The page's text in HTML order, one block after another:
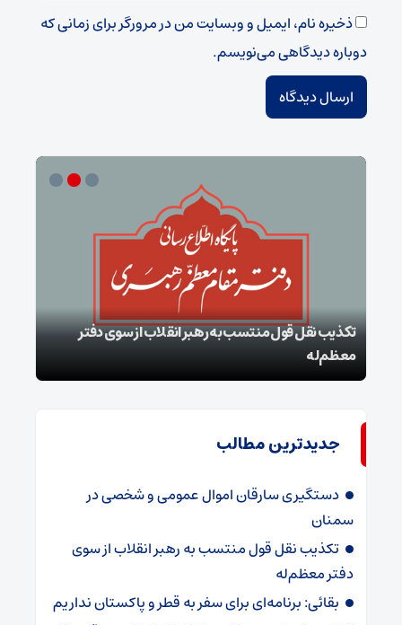
ذخیره نام، ایمیل و وبسایت من در مرورگر برای زمانی که
دوباره دیدگاهی می‌نویسم.
تکذیب نقل قول منتسب به رهبر انقلاب از سوی دفتر
معظم‌له
جدیدترین مطالب
دستگیری سارقان اموال عمومی و شخصی در
سمنان
تکذیب نقل قول منتسب به رهبر انقلاب از سوی
دفتر معظم‌له
بقائی: برنامه‌ای برای سفر به قطر و پاکستان نداریم